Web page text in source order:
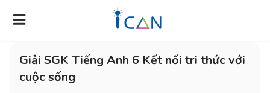
Giải SGK Tiếng Anh 6 Kết nối tri thức với
cuộc sống